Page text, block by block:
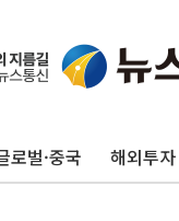
로벌·중국 해외투자